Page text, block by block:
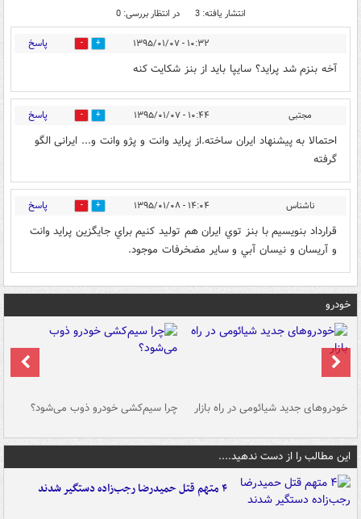
انتشار یافته: 3 در انتظار بررسی: 0
۱۰:۳۲ - ۱۳۹۵/۰۱/۰۷ 0 پاسخ
آخه بنزم شد پراید؟ سایپا باید از بنز شکایت کنه
مجتبی ۱۰:۴۴ - ۱۳۹۵/۰۱/۰۷ 0 پاسخ
احتمالا به پیشنهاد ایران ساخته.از پراید وانت و پژو وانت و... ایرانی الگو
گرفته
ناشناس ۱۴:۰۴ - ۱۳۹۵/۰۱/۰۸ 0 پاسخ
قرارداد بنويسيم با بنز توي ايران هم توليد كنيم براي جايگزين پرايد وانت
و آريسان و نيسان آبي و ساير مضخرفات موجود.
خودرو
خودروهای جدید شیائومی در راه بازار چرا سیم‌کشی خودرو ذوب می‌شود؟
این مطالب را از دست ندهید....
۴ متهم قتل حمیدرضا رجب‌زاده دستگیر شدند